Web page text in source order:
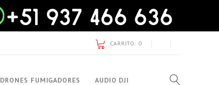
CARRITO: 0
DRONES FUMIGADORES AUDIO DJI